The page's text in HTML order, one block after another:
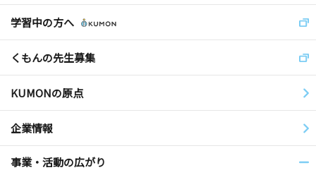
学習中の方へ
くもんの先生募集
KUMONの原点
企業情報
事業・活動の広がり